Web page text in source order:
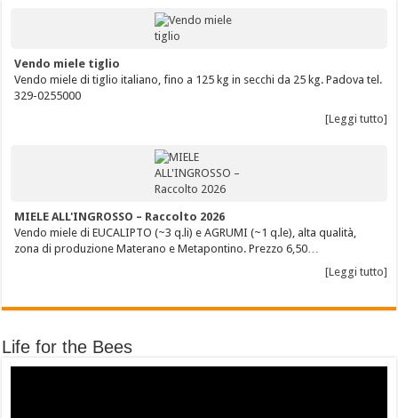
Vendo miele tiglio
Vendo miele di tiglio italiano, fino a 125 kg in secchi da 25 kg. Padova tel.
329-0255000
[Leggi tutto]
MIELE ALL'INGROSSO – Raccolto 2026
Vendo miele di EUCALIPTO (~3 q.li) e AGRUMI (~1 q.le), alta qualità,
zona di produzione Materano e Metapontino. Prezzo 6,50…
[Leggi tutto]
Life for the Bees